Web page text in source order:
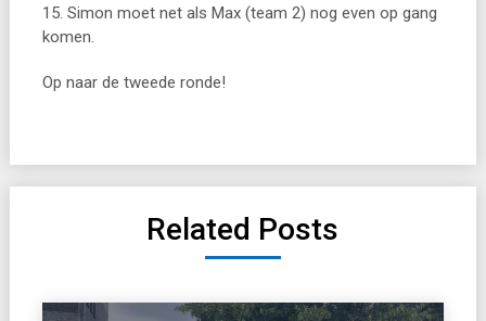
15. Simon moet net als Max (team 2) nog even op gang
komen.
Op naar de tweede ronde!
Related Posts